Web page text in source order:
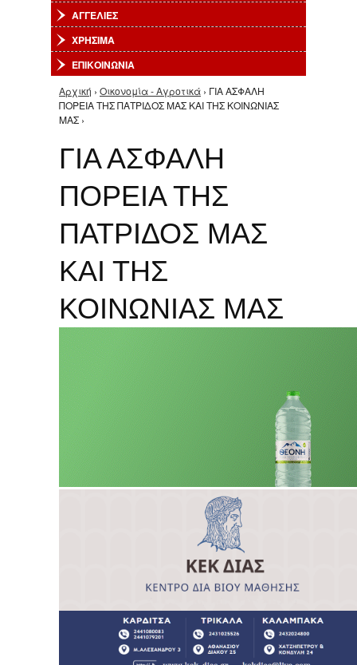
ΑΓΓΕΛΙΕΣ
ΧΡΗΣΙΜΑ
ΕΠΙΚΟΙΝΩΝΙΑ
Είστε εδώ
Αρχική › Οικονομία - Αγροτικά › ΓΙΑ ΑΣΦΑΛΗ
ΠΟΡΕΙΑ ΤΗΣ ΠΑΤΡΙΔΟΣ ΜΑΣ ΚΑΙ ΤΗΣ ΚΟΙΝΩΝΙΑΣ
ΜΑΣ ›
ΓΙΑ ΑΣΦΑΛΗ
ΠΟΡΕΙΑ ΤΗΣ
ΠΑΤΡΙΔΟΣ ΜΑΣ
ΚΑΙ ΤΗΣ
ΚΟΙΝΩΝΙΑΣ ΜΑΣ